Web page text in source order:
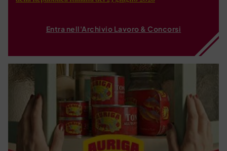
Entra nell'Archivio Lavoro & Concorsi